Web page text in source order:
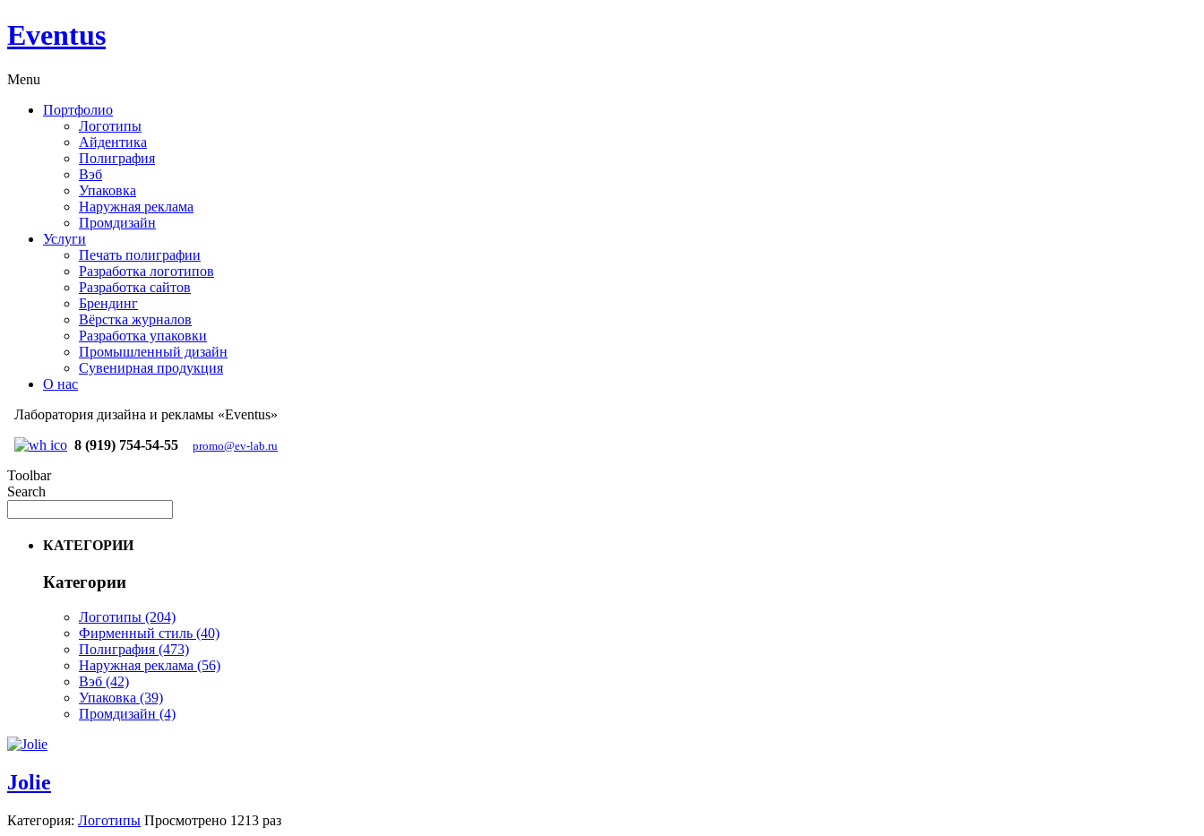
Eventus
Menu
Портфолио
Логотипы
Айдентика
Полиграфия
Вэб
Упаковка
Наружная реклама
Промдизайн
Услуги
Печать полиграфии
Разработка логотипов
Разработка сайтов
Брендинг
Вёрстка журналов
Разработка упаковки
Промышленный дизайн
Сувенирная продукция
О нас
Лаборатория дизайна и рекламы «Eventus»
8 (919) 754-54-55
promo@ev-lab.ru
Toolbar
Search
КАТЕГОРИИ
Категории
Логотипы (204)
Фирменный стиль (40)
Полиграфия (473)
Наружная реклама (56)
Вэб (42)
Упаковка (39)
Промдизайн (4)
Jolie
Категория: Логотипы Просмотрено 1213 раз